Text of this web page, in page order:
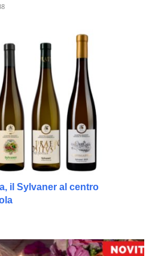
il Sylvaner al centro